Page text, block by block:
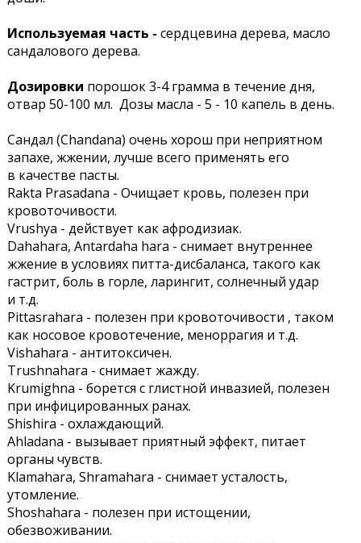
Используемая часть - сердцевина дерева, масло
сандалового дерева.
Дозировки порошок 3-4 грамма в течение дня,
отвар 50-100 мл. Дозы масла - 5 - 10 капель в день.
Сандал (Chandana) очень хорош при неприятном
запахе, жжении, лучше всего применять его
в качестве пасты.
Rakta Prasadana - Очищает кровь, полезен при
кровоточивости.
Vrushya - действует как афродизиак.
Dahahara, Antardaha hara - снимает внутреннее
жжение в условиях питта-дисбаланса, такого как
гастрит, боль в горле, ларингит, солнечный удар
и т.д.
Pittasrahara - полезен при кровоточивости , таком
как носовое кровотечение, меноррагия и т.д.
Vishahara - антитоксичен.
Trushnahara - снимает жажду.
Krumighna - борется с глистной инвазией, полезен
при инфицированных ранах.
Shishira - охлаждающий.
Ahladana - вызывает приятный эффект, питает
органы чувств.
Klamahara, Shramahara - снимает усталость,
утомление.
Shoshahara - полезен при истощении,
обезвоживании.